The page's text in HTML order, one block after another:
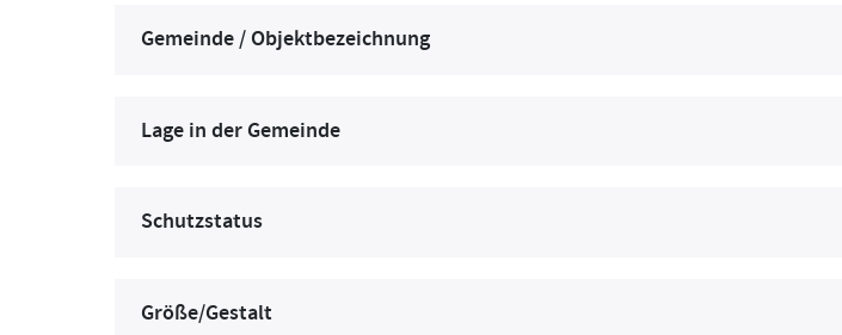
Gemeinde / Objektbezeichnung
Lage in der Gemeinde
Schutzstatus
Größe/Gestalt